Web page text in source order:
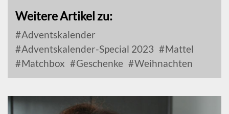
Weitere Artikel zu:
Adventskalender
Adventskalender-Special 2023
Mattel
Matchbox
Geschenke Weihnachten